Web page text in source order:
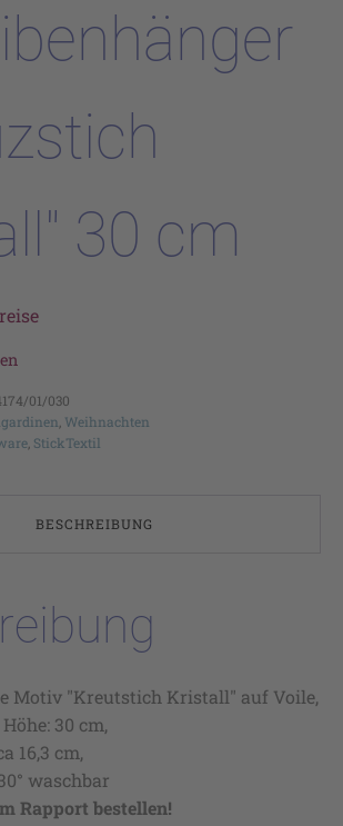
30 cm
01/030
Weihnachten
StickTextil
BESCHREIBUNG
Motiv "Kreutstich Kristall" auf Voile,
30 cm,
16,3 cm,
waschbar
Rapport bestellen!